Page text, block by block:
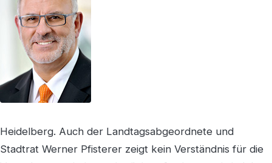
Heidelberg. Auch der Landtagsabgeordnete und
Stadtrat Werner Pfisterer zeigt kein Verständnis für die